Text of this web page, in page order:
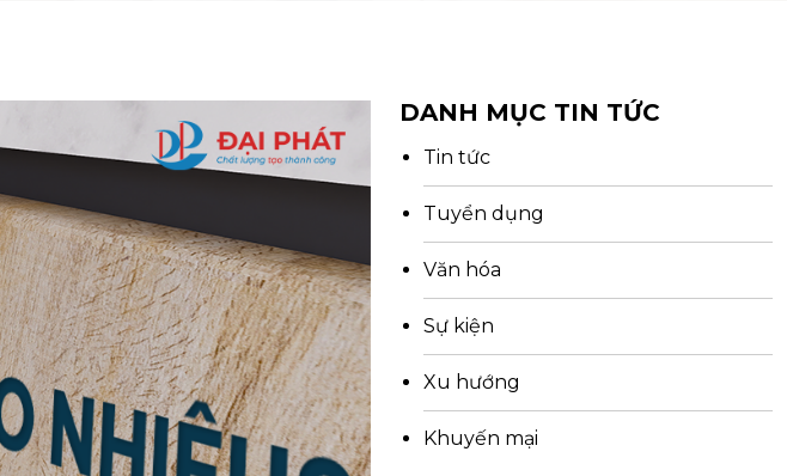
DANH MỤC TIN TỨC
Tin tức
Tuyển dụng
Văn hóa
Sự kiện
Xu hướng
Khuyến mại